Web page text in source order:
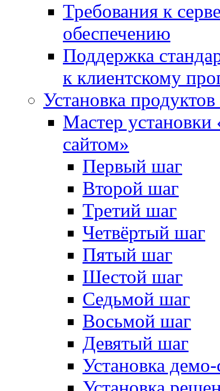
Требования к
обеспечению
Поддержка
к клиентскому
Установка
Мастер
сайтом»
Первый шаг
Второй шаг
Третий шаг
Четвёртый шаг
Пятый шаг
Шестой шаг
Седьмой шаг
Восьмой шаг
Девятый шаг
Установка